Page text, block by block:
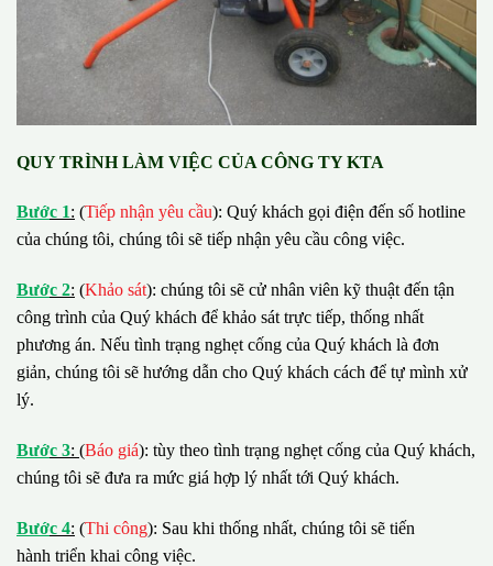
QUY TRÌNH LÀM VIỆC CỦA CÔNG TY KTA
Bước 1: (Tiếp nhận yêu cầu): Quý khách gọi điện đến số hotline
của chúng tôi, chúng tôi sẽ tiếp nhận yêu cầu công việc.
Bước 2: (Khảo sát): chúng tôi sẽ cử nhân viên kỹ thuật đến tận
công trình của Quý khách để khảo sát trực tiếp, thống nhất
phương án. Nếu tình trạng nghẹt cống của Quý khách là đơn
giản, chúng tôi sẽ hướng dẫn cho Quý khách cách để tự mình xử
lý.
Bước 3: (Báo giá): tùy theo tình trạng nghẹt cống của Quý khách,
chúng tôi sẽ đưa ra mức giá hợp lý nhất tới Quý khách.
Bước 4: (Thi công): Sau khi thống nhất, chúng tôi sẽ tiến
hành triển khai công việc.